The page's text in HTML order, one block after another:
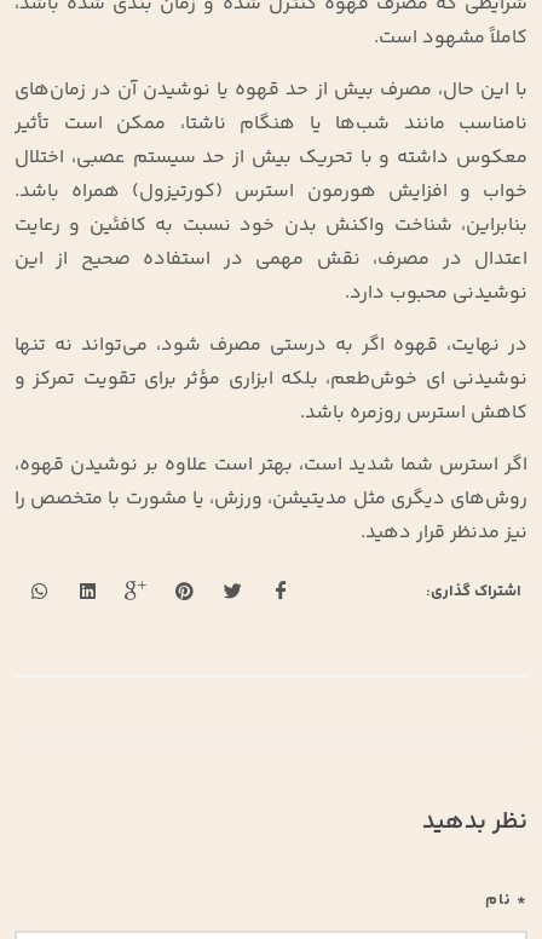
کاملاً مشهود است.
با این حال، مصرف بیش‌ از حد قهوه یا نوشیدن آن در زمان‌های
نامناسب مانند شب‌ها یا هنگام ناشتا، ممکن است تأثیر
معکوس داشته و با تحریک بیش‌ از‌ حد سیستم عصبی، اختلال
خواب و افزایش هورمون استرس (کورتیزول) همراه باشد.
بنابراین، شناخت واکنش بدن خود نسبت به کافئین و رعایت
اعتدال در مصرف، نقش مهمی در استفاده صحیح از این
نوشیدنی محبوب دارد.
در نهایت، قهوه اگر به درستی مصرف شود، می‌تواند نه‌ تنها
نوشیدنی‌ ای خوش‌طعم، بلکه ابزاری مؤثر برای تقویت تمرکز و
کاهش استرس روزمره باشد.
اگر استرس شما شدید است، بهتر است علاوه بر نوشیدن قهوه،
روش‌های دیگری مثل مدیتیشن، ورزش، یا مشورت با متخصص را
نیز مدنظر قرار دهید.
اشتراک گذاری:
نظر بدهید
* نام